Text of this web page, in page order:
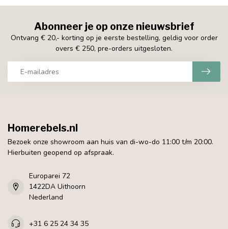
Abonneer je op onze nieuwsbrief
Ontvang € 20,- korting op je eerste bestelling, geldig voor order
overs € 250, pre-orders uitgesloten.
Homerebels.nl
Bezoek onze showroom aan huis van di-wo-do 11:00 t/m 20:00.
Hierbuiten geopend op afspraak.
Europarei 72
1422DA Uithoorn
Nederland
+31 6 25 24 34 35